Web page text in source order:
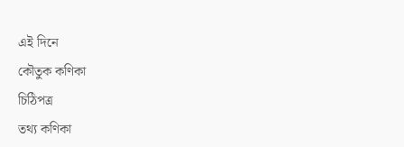
এই দিনে
কৌতুক কণিকা
চিঠিপত্র
তথ্য কণিকা